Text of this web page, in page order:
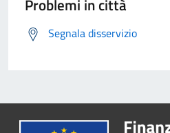
Problemi in città
Segnala disservizio